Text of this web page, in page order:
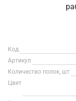
Код
Артикул
Количество полок, шт
Цвет